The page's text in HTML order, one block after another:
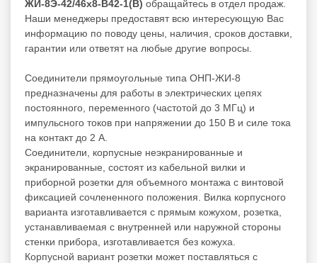
ЖИ-8Э-42/46х8-В42-1(В) обращайтесь в отдел продаж.
Наши менеджеры предоставят всю интересующую Вас
информацию по поводу цены, наличия, сроков доставки,
гарантии или ответят на любые другие вопросы.
Соединители прямоугольные типа ОНП-ЖИ-8
предназначены для работы в электрических цепях
постоянного, переменного (частотой до 3 МГц) и
импульсного токов при напряжении до 150 В и силе тока
на контакт до 2 А.
Соединители, корпусные неэкранированные и
экранированные, состоят из кабельной вилки и
приборной розетки для объемного монтажа с винтовой
фиксацией сочлененного положения. Вилка корпусного
варианта изготавливается с прямым кожухом, розетка,
устанавливаемая с внутренней или наружной стороны
стенки прибора, изготавливается без кожуха.
Корпусной вариант розетки может поставляться с